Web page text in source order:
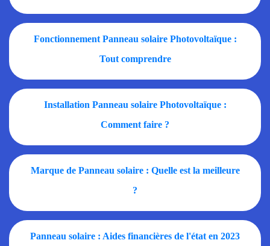
Fonctionnement Panneau solaire Photovoltaïque :
Tout comprendre
Installation Panneau solaire Photovoltaïque :
Comment faire ?
Marque de Panneau solaire : Quelle est la meilleure
?
Panneau solaire : Aides financières de l'état en 2023